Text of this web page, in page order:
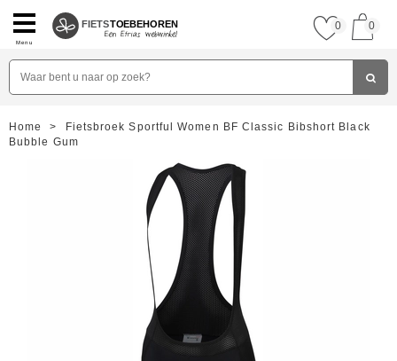
Menu
FIETSTOEBEHOREN 0 0
Home >
Fietsbroek Sportful Women BF Classic Bibshort Black
Bubble Gum